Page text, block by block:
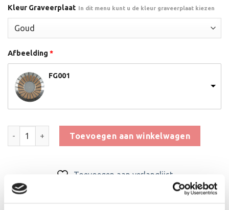
Kleur Graveerplaat In dit menu kunt u de kleur graveerplaat kiezen
Afbeelding *
FG001
Toevoegen aan winkelwagen
Toevoegen aan verlanglijst
SKU:BET.407C
Categorieën:Beker met graveerplaat,embleem_70,Middelgrote